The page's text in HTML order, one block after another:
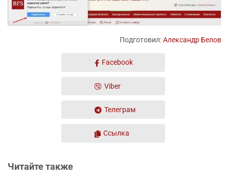
Подготовил:Александр Белов
Facebook
Viber
Телеграм
Ссылка
Читайте также